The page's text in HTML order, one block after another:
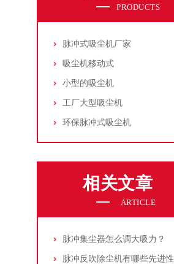
PRODUCTS
脉冲式吸尘机厂家
吸尘机移动式
小型的吸尘机
工厂大型吸尘机
环保脉冲式吸尘机
相关文章
ARTICLE
脉冲集尘器怎么调大吸力？
脉冲反吹除尘机有哪些先进性